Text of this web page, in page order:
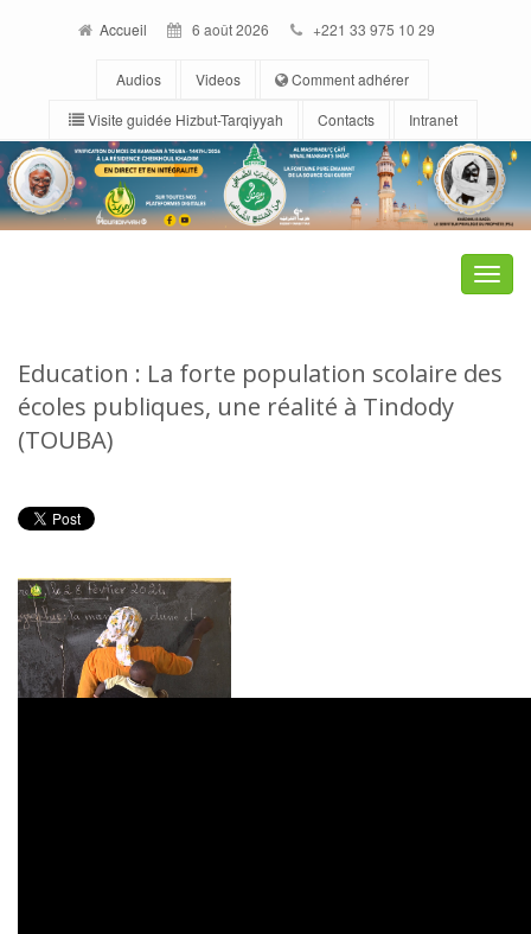
Accueil 6 août 2026 +221 33 975 10 29
Audios Videos
Comment adhérer
Visite guidée Hizbut-Tarqiyyah
Contacts Intranet
Toggle
Education : La forte population scolaire des
écoles publiques, une réalité à Tindody
(TOUBA)